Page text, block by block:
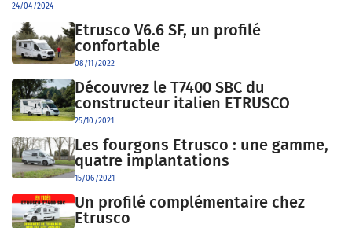
24/04/2024
Etrusco V6.6 SF, un profilé
confortable
08/11/2022
Découvrez le T7400 SBC du
constructeur italien ETRUSCO
25/10/2021
Les fourgons Etrusco : une gamme,
quatre implantations
15/06/2021
Un profilé complémentaire chez
Etrusco